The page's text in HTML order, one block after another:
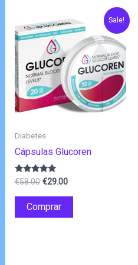
Sale!
Diabetes
Cápsulas Glucoren
Avaliação
de 5
€58.00 O
original
era:
€29.00O
Comprar